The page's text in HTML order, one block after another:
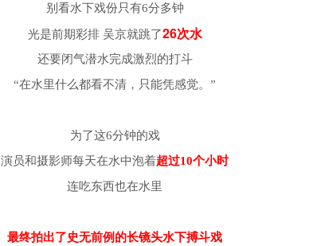
别看水下戏份只有6分多钟
光是前期彩排 吴京就跳了26次水
还要闭气潜水完成激烈的打斗
“在水里什么都看不清，只能凭感觉。”
为了这6分钟的戏
演员和摄影师每天在水中泡着超过10个小时
连吃东西也在水里
最终拍出了史无前例的长镜头水下搏斗戏